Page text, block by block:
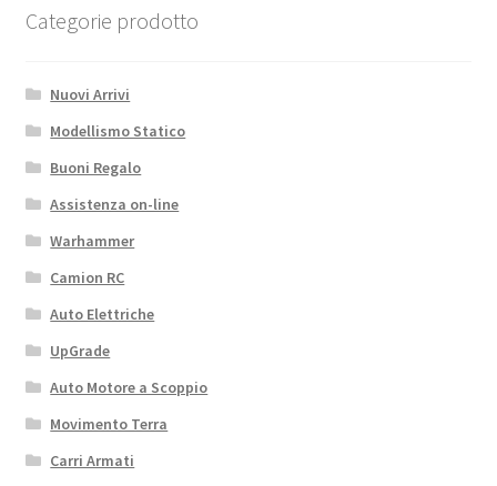
Categorie prodotto
Nuovi Arrivi
Modellismo Statico
Buoni Regalo
Assistenza on-line
Warhammer
Camion RC
Auto Elettriche
UpGrade
Auto Motore a Scoppio
Movimento Terra
Carri Armati